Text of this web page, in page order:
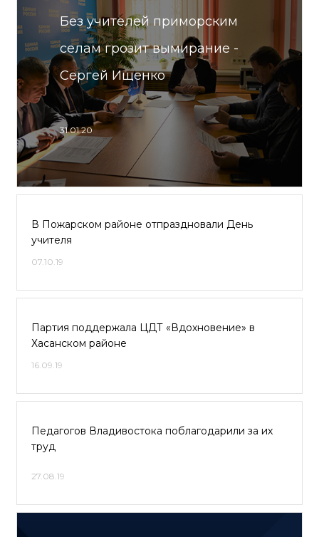
Без учителей приморским
селам грозит вымирание -
Сергей Ищенко
31.01.20
В Пожарском районе отпраздновали День
учителя
07.10.19
Партия поддержала ЦДТ «Вдохновение» в
Хасанском районе
16.09.19
Педагогов Владивостока поблагодарили за их
труд
27.08.19